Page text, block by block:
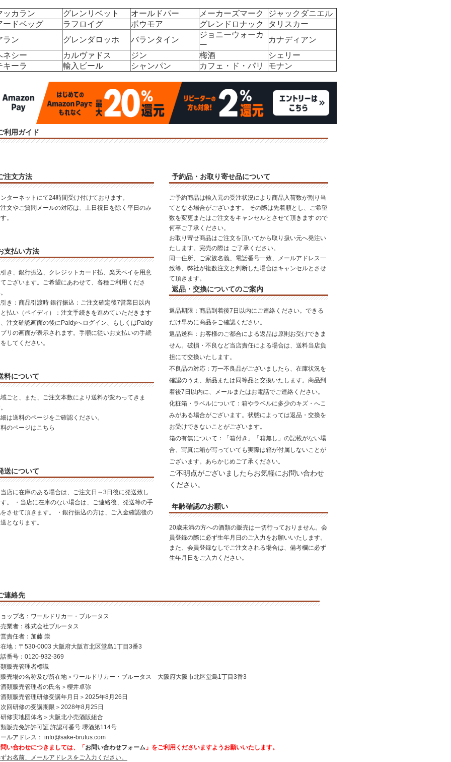
ッカラン グレンリベット オールドパー メーカーズマーク
ジャックダニエル
ードベッグ
ラフロイグ ボウモア グレンドロナック
タリスカー
ラン
グレンダロッホ バランタイン
ジョニーウォーカ
ー
カナディアン
ネシー
カルヴァドス ジン 梅酒
シェリー
キーラ
輸入ビール シャンパン カフェ・ド・パリ モナン
利用ガイド
注文方法
ターネットにて24時間受け付けております。
文やご質問メールの対応は、土日祝日を除く平日のみ
。
支払い方法
き、銀行振込、クレジットカード払、楽天ペイを用意
ございます。ご希望にあわせて、各種ご利用くださ
き：商品引渡時 銀行振込：ご注文確定後7営業日以内
払い（ペイディ）：注文手続きを進めていただきます
注文確認画面の後にPaidyへログイン、もしくはPaidy
リの画面が表示されます。手順に従いお支払いの手続
してください。
料について
ごと、また、ご注文本数により送料が変わってきま
は送料のページをご確認ください。
のページはこちら
送について
店に在庫のある場合は、ご注文日～3日後に発送致し
。 ・当店に在庫のない場合は、ご連絡後、発送等の手
させて頂きます。 ・銀行振込の方は、ご入金確認後の
となります。
予約品・お取り寄せ品について
ご予約商品は輸入元の受注状況により商品入荷数が割り当
てとなる場合がございます。 その際は先着順とし、ご希望
数を変更またはご注文をキャンセルとさせて頂きます ので
何卒ご了承ください。
お取り寄せ商品はご注文を頂いてから取り扱い元へ発注い
たします。完売の際は ご了承ください。
同一住所、ご家族名義、電話番号一致、メールアドレス一
致等、弊社が複数注文と判断した場合はキャンセルとさせ
て頂きます。
返品・交換についてのご案内
返品期限 ：商品到着後7日以内にご連絡ください。できる
だけ早めに商品をご確認ください。
返品送料：お客様のご都合による返品は原則お受けできま
せん。破損・不良など当店責任による場合は、送料当店負
担にて交換いたします。
不良品の対応：万一不良品がございましたら、在庫状況を
確認のうえ、新品または同等品と交換いたします。商品到
着後7日以内に、メールまたはお電話でご連絡ください。
化粧箱・ラベルについて ：箱やラベルに多少のキズ・へこ
みがある場合がございます。状態によっては返品・交換を
お受けできないことがございます。
箱の有無について ：「箱付き」「箱無し」の記載がない場
合、写真に箱が写っていても実際は箱が付属しないことが
ございます。あらかじめご了承ください。
ご不明点がございましたらお気軽にお問い合わせ
ください。
年齢確認のお願い
20歳未満の方への酒類の販売は一切行っておりません。会
員登録の際に必ず生年月日のご入力をお願いいたします。
また、会員登録なしでご注文される場合は、備考欄に必ず
生年月日をご入力ください。
連絡先
ップ名：ワールドリカー・ブルータス
業者：株式会社ブルータス
責任者：加藤 崇
地：〒530-0003 大阪府大阪市北区堂島1丁目3番3
番号：0120-932-369
販売管理者標識
売場の名称及び所在地＞ワールドリカー・ブルータス 大阪府大阪市北区堂島1丁目3番3
類販売管理者の氏名＞櫻井卓弥
類販売管理研修受講年月日＞2025年8月26日
回研修の受講期限＞2028年8月25日
修実地団体名＞大阪北小売酒販組合
販売免許許可証 許認可番号 堺酒第114号
ルアドレス： info@sake-brutus.com
い合わせにつきましては、「お問い合わせフォーム 」をご利用くださいますようお願いいたします。
お名前、メールアドレスをご入力ください。